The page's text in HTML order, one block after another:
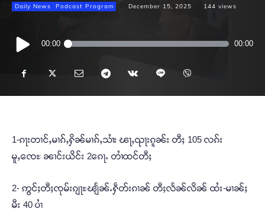
Daily News Podcast Program December 15, 2025 144 views
Audio
Player
00:00 00:00
1-ၵႃးတၢင်ႇမၢၵ်ႇႁိၼ်မၢၵ်ႇသၢႆး ၽႃႇၺႃးၵူၼ်း တီႈ 105 လၵ်း
မူႇၸေႊ ၼၢင်းယိင်း 2ၵေႃႉ တၢႆထင်တီႈ
2- ဢွင်ႈတီႈၸုမ်းၵျႃႊၽျႅၼ်ႉႁဵတ်းၵၢၼ် တီႈလႅၼ်လိၼ် ထႆး-မၢၼ်ႈ
မီး 40 ပၢႆ